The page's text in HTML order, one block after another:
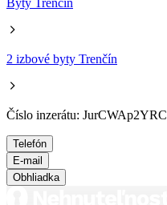
Byty Trenčín
2 izbové byty Trenčín
Číslo inzerátu: JurCWAp2YRC
Telefón
E-mail
Obhliadka